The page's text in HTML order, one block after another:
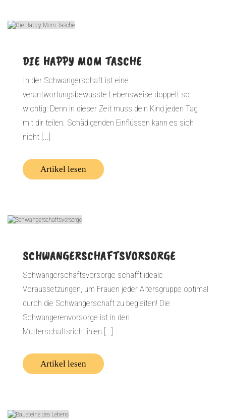
DIE HAPPY MOM TASCHE
In der Schwangerschaft ist eine
verantwortungsbewusste Lebensweise doppelt so
wichtig: Denn in dieser Zeit muss dein Kind jeden Tag
mit dir teilen. Schädigenden Einflüssen kann es sich
nicht [...]
Artikel lesen
SCHWANGERSCHAFTSVORSORGE
Schwangerschaftsvorsorge schafft ideale
Voraussetzungen, um Frauen jeder Altersgruppe optimal
durch die Schwangerschaft zu begleiten! Die
Schwangerenvorsorge ist in den
Mutterschaftsrichtlinien [...]
Artikel lesen